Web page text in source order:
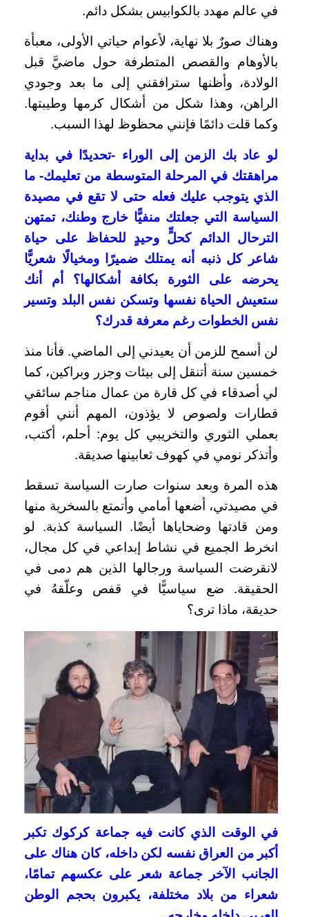
في عالم مهدد بالكوابيس بشكل دائم.
وهناك صورٌ بلا نهاية، لأعوام حياتي الأولى، معبأة
بالأوهام والقصص المتطرفة حول ماضيَّ قبل
الولادة، وأظنها سترافقني إلى ما بعد وجودي
الراهن، وهذا شكل من أشكال كرمها وطيبتها.
وكما قلت دائمًا فإنني محظوظ لهذا السبب.
لو عاد بك الزمن إلى الوراء -تحديدًا في بداية
مراهقتك في المرحلة المتوسطة من تعليمك- ما
الذي يتوجب عليك فعله حتى لا تقع في مصيدة
السياسة التي جعلتك منفيًّا خارج وطنك، تمتهن
الترحال الدائم كحلٍّ وحيدٍ للحفاظ على حياة
شاعر كل ذنبه أنه يمتلك ضميرًا ومخيالًا شعريًّا
يحرضه على الثورة بكافة أشكالها؟ أم أنك
ستعيش الحياة نفسها وتسكن نفس البلد وتسير
نفس الخطوات رغم معرفة قدرك؟
لن أسمح للزمن أن يعيدني إلى الماضي. فأنا منذ
خمسين سنة أتنقل إلى بيئات وجزر وبراكين، كما
لي أصدقاء في كل قارة من عمال مناجم سائقي
قطارات ولصوص لا يؤذون، المهم أنني أقوم
بعملي الثوري والتخريبي كل يوم: أحلم، أكتب،
وأتذكر نومي في كهوف ثعابينها صديقة.
هذه المرة وبعد سنوات صارت السياسة تسقط
في مصيدتي، أضعها أمامي وأتمتع بالسخرية منها
ومن قادتها وضحاياها أيضًا. السياسة كذبة. لو
انخرط الجميع في نشاط إبداعي في كل مجال،
لانقرضت السياسة ورجالها الذين هم دمى في
الحقيقة. ضع سياسيًّا في قفص وعلّقهُ في
حديقة، ماذا ترى؟
في الوقت الذي كانت فيه جماعة كركوك تكبر
أكبر من العراق نفسه لكن داخله، كان هناك على
الجانب الآخر جماعة شعر على عكسهم تمامًا،
شعراء من بلاد مختلفة، يكبرون بحجم الوطن